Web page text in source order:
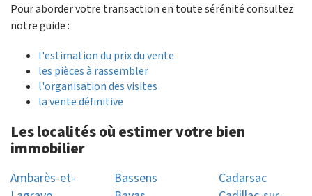
Pour aborder votre transaction en toute sérénité consultez
notre guide :
l'estimation du prix du vente
les pièces à rassembler
l'organisation des visites
la vente définitive
Les localités où estimer votre bien
immobilier
Ambarès-et-
Bassens
Cadarsac